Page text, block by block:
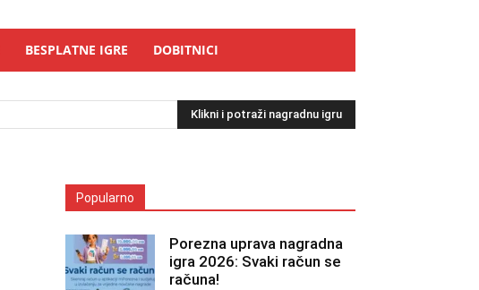
BESPLATNE IGRE DOBITNICI
Klikni i potraži nagradnu igru
Popularno
Porezna uprava nagradna
igra 2026: Svaki račun se
računa!